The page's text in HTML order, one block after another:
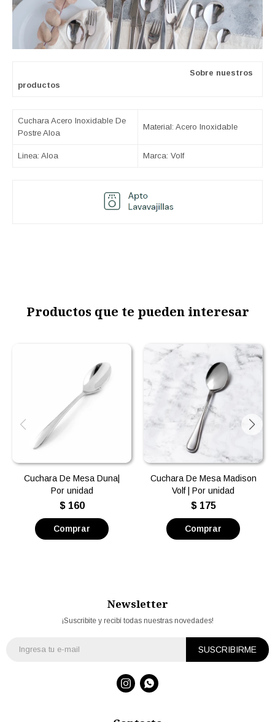
Sobre nuestros
productos
Cuchara Acero Inoxidable De
Postre Aloa
Material: Acero Inoxidable
Linea: Aloa Marca: Volf
Productos que te pueden interesar
Cuchara De Mesa Duna|
Por unidad
$ 160
Cuchara De Mesa Madison
Volf | Por unidad
$ 175
Newsletter
¡Suscribite y recibí todas nuestras novedades!
SUSCRIBIRME
 